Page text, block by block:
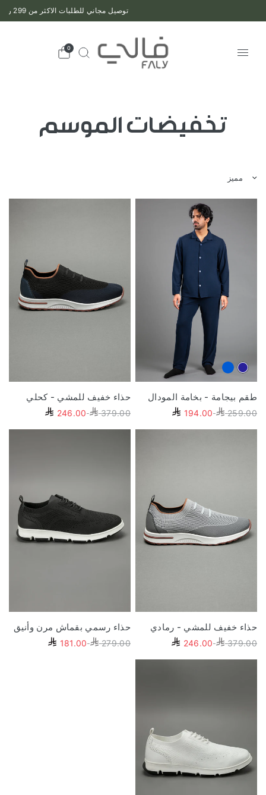
توصيل مجاني للطلبات الاكثر من 299 ريال
0
تخفيضات الموسم
فرز حسب
Navy
Blue
طقم بيجامة - بخامة المودال
259.00
194.00
حذاء خفيف للمشي - كحلي
379.00
246.00
حذاء خفيف للمشي - رمادي
379.00
246.00
حذاء رسمي بقماش مرن وأنيق
279.00
181.00